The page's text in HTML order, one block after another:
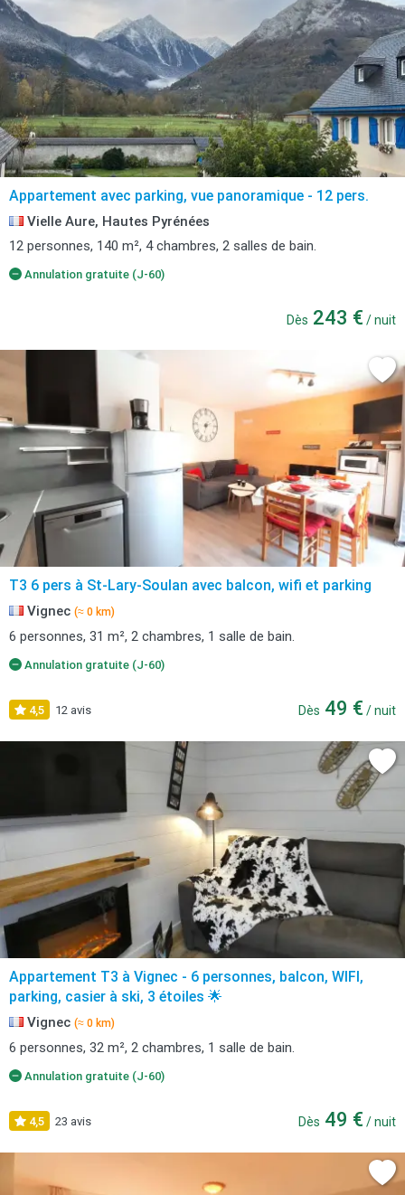
Appartement avec parking, vue panoramique - 12 pers.
Vielle Aure, Hautes Pyrénées
12 personnes, 140 m², 4 chambres, 2 salles de bain.
Annulation gratuite (J-60)
Dès 243 € / nuit
T3 6 pers à St-Lary-Soulan avec balcon, wifi et parking
Vignec (≈ 0 km)
6 personnes, 31 m², 2 chambres, 1 salle de bain.
Annulation gratuite (J-60)
4,5 12 avis Dès 49 € / nuit
Appartement T3 à Vignec - 6 personnes, balcon, WIFI,
parking, casier à ski, 3 étoiles 🌟
Vignec (≈ 0 km)
6 personnes, 32 m², 2 chambres, 1 salle de bain.
Annulation gratuite (J-60)
4,5 23 avis Dès 49 € / nuit